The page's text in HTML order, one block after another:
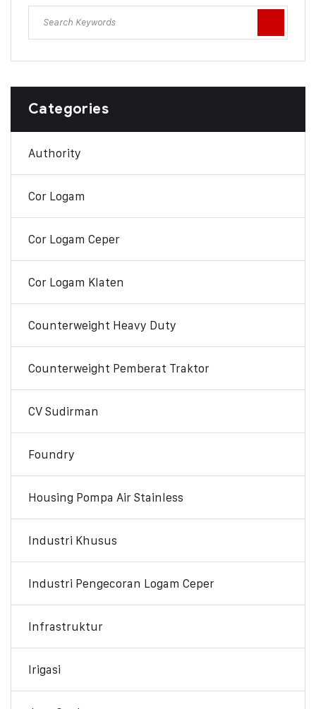
Categories
Authority
Cor Logam
Cor Logam Ceper
Cor Logam Klaten
Counterweight Heavy Duty
Counterweight Pemberat Traktor
CV Sudirman
Foundry
Housing Pompa Air Stainless
Industri Khusus
Industri Pengecoran Logam Ceper
Infrastruktur
Irigasi